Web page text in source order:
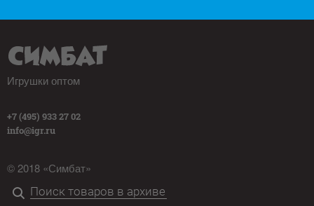
Игрушки оптом
+7 (495) 933 27 02
info@igr.ru
© 2018 «Симбат»